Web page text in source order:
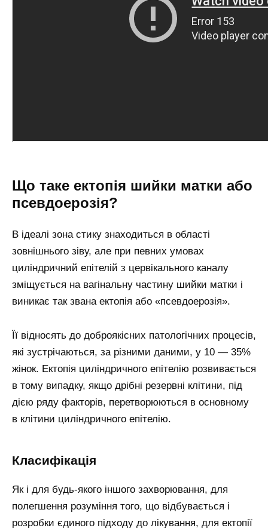
Що таке ектопія шийки матки або
псевдоерозія?
В ідеалі зона стику знаходиться в області
зовнішнього зіву, але при певних умовах
циліндричний епітелій з цервікального каналу
зміщується на вагінальну частину шийки матки і
виникає так звана ектопія або «псевдоерозія».
Її відносять до доброякісних патологічних процесів,
які зустрічаються, за різними даними, у 10 — 35%
жінок. Ектопія циліндричного епітелію розвивається
в тому випадку, якщо дрібні резервні клітини, під
дією ряду факторів, перетворюються в основному
в клітини циліндричного епітелію.
Класифікація
Як і для будь-якого іншого захворювання, для
полегшення розуміння того, що відбувається і
розробки єдиного підходу до лікування, для ектопії